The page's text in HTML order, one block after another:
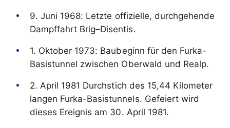
9. Juni 1968: Letzte offizielle, durchgehende
Dampffahrt Brig–Disentis.
1. Oktober 1973: Baubeginn für den Furka-
Basistunnel zwischen Oberwald und Realp.
2. April 1981 Durchstich des 15,44 Kilometer
langen Furka-Basistunnels. Gefeiert wird
dieses Ereignis am 30. April 1981.